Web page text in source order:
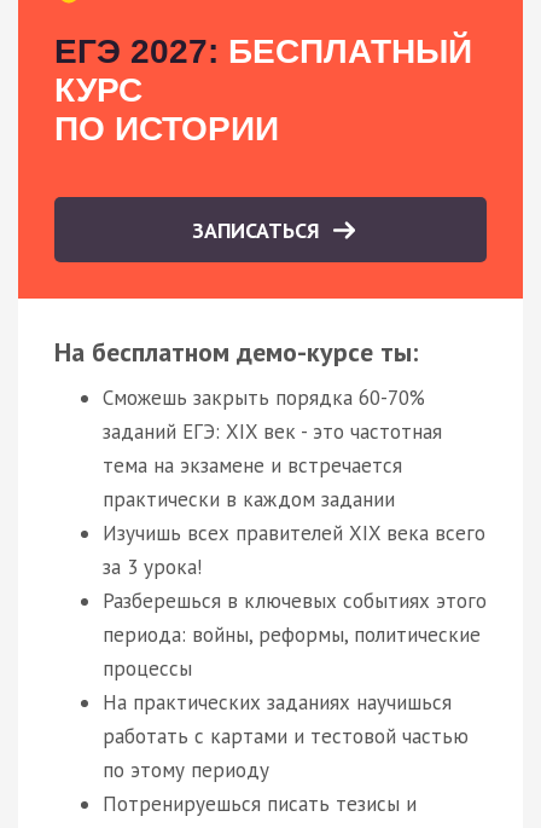
ЕГЭ 2027: БЕСПЛАТНЫЙ
КУРС
ПО ИСТОРИИ
ЗАПИСАТЬСЯ
На бесплатном демо-курсе ты:
Сможешь закрыть порядка 60-70%
заданий ЕГЭ: XIX век - это частотная
тема на экзамене и встречается
практически в каждом задании
Изучишь всех правителей XIX века всего
за 3 урока!
Разберешься в ключевых событиях этого
периода: войны, реформы, политические
процессы
На практических заданиях научишься
работать с картами и тестовой частью
по этому периоду
Потренируешься писать тезисы и